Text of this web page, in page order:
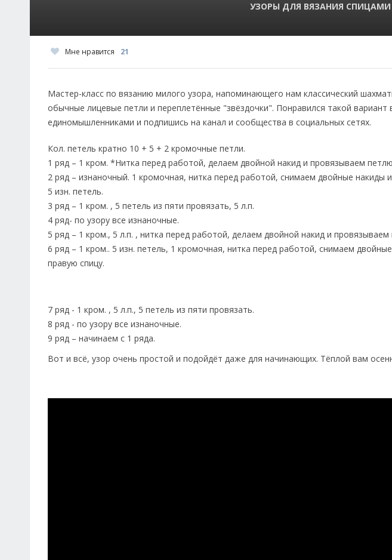
УЗОРЫ ДЛЯ ВЯЗАНИЯ СПИЦАМИ
Мне нравится 21
Мастер-класс по вязанию милого узора, напоминающего нам классический
обычные лицевые петли и переплетённые "звёздочки". Понравился такой вариант
единомышленниками и подпишись на канал и сообщества в социальных сетях.
Кол. петель кратно 10 + 5 + 2 кромочные петли.
1 ряд – 1 кром. *Нитка перед работой, делаем двойной накид и провязываем
2 ряд – изнаночный. 1 кромочная, нитка перед работой, снимаем двойные накиды
5 изн. петель.
3 ряд – 1 кром. , 5 петель из пяти провязать, 5 л.п.
4 ряд- по узору все изнаночные.
5 ряд – 1 кром., 5 л.п. , нитка перед работой, делаем двойной накид и
6 ряд – 1 кром.. 5 изн. петель, 1 кромочная, нитка перед работой, снимаем
правую спицу.
7 ряд - 1 кром. , 5 л.п., 5 петель из пяти провязать.
8 ряд - по узору все изнаночные.
9 ряд – начинаем с 1 ряда.
Вот и всё, узор очень простой и подойдёт даже для начинающих. Тёплой вам